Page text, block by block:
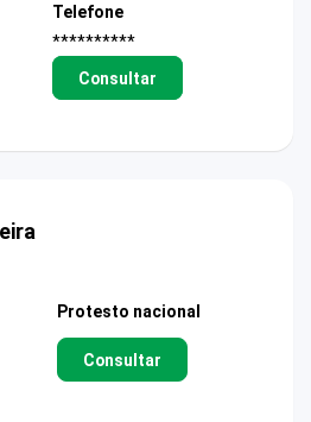
Telefone
**********
Consultar
Protesto nacional
Consultar